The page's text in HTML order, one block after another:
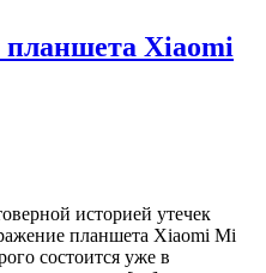
планшета Xiaomi
историей утечек
планшета Xiaomi Mi
состоится уже в